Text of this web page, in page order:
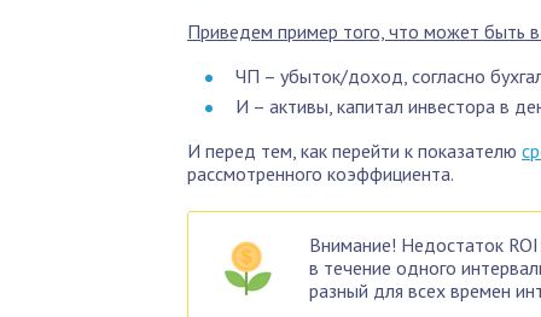
Приведем пример того, что может быть
ЧП – убыток/доход, согласно
И – активы, капитал инвестора в
И перед тем, как перейти к показателю
рассмотренного коэффициента.
Внимание! Недостаток
в течение одного
разный для всех времен